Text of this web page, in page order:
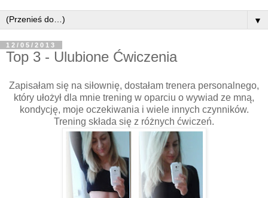
▼
12/05/2013
Top 3 - Ulubione Ćwiczenia
Zapisałam się na siłownię, dostałam trenera personalnego,
który ułożył dla mnie trening w oparciu o wywiad ze mną,
kondycję, moje oczekiwania i wiele innych czynników.
Trening składa się z różnych ćwiczeń.